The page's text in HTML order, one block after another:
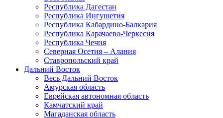
Республика Дагестан
Республика Ингушетия
Республика Кабардино-Балкария
Республика Карачаево-Черкесия
Республика Чечня
Северная Осетия – Алания
Ставропольский край
Дальний Восток
Весь Дальний Восток
Амурская область
Еврейская автономная область
Камчатский край
Магаданская область